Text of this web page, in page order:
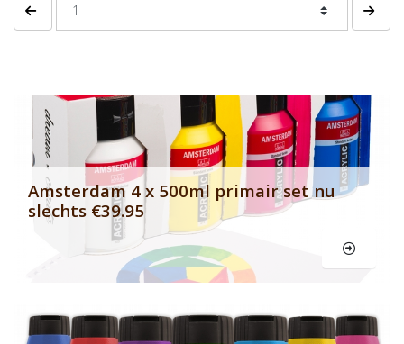
Vorige pagina
Banner row 2
Amsterdam 4 x 500ml primair set nu
slechts €39.95